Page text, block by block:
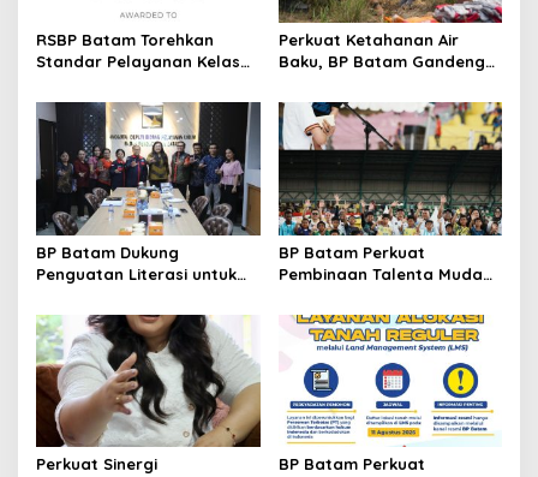
s
RSBP Batam Torehkan
Standar Pelayanan Kelas
dari WSO
Perkuat Ketahanan Air
Baku, BP Batam Gandeng
Bambu Betung di
Bendungan Sei Nongsa
BP Batam Dukung
Penguatan Literasi untuk
Kebhinekaan Bagi Generasi
Masa Depan
BP Batam Perkuat
Pembinaan Talenta Muda
International Grassroot
Football Festival 2026
Perkuat Sinergi
BP Batam Perkuat